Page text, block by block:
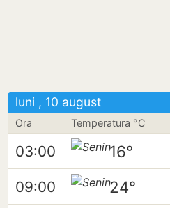
luni , 10 august
Ora Temperatura °C
03:00 16°
09:00 24°